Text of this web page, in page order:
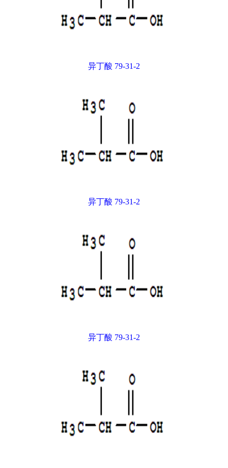
异丁酸 79-31-2
异丁酸 79-31-2
异丁酸 79-31-2